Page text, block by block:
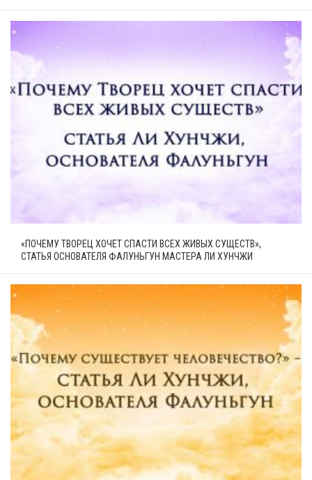
«ПОЧЕМУ ТВОРЕЦ ХОЧЕТ СПАСТИ ВСЕХ ЖИВЫХ СУЩЕСТВ»,
СТАТЬЯ ОСНОВАТЕЛЯ ФАЛУНЬГУН МАСТЕРА ЛИ ХУНЧЖИ